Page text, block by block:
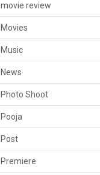
movie review
Movies
Music
News
Photo Shoot
Pooja
Post
Premiere